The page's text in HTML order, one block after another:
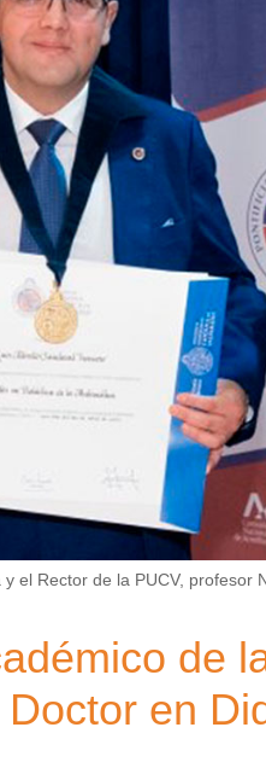
el Rector de la PUCV, profesor
de
en